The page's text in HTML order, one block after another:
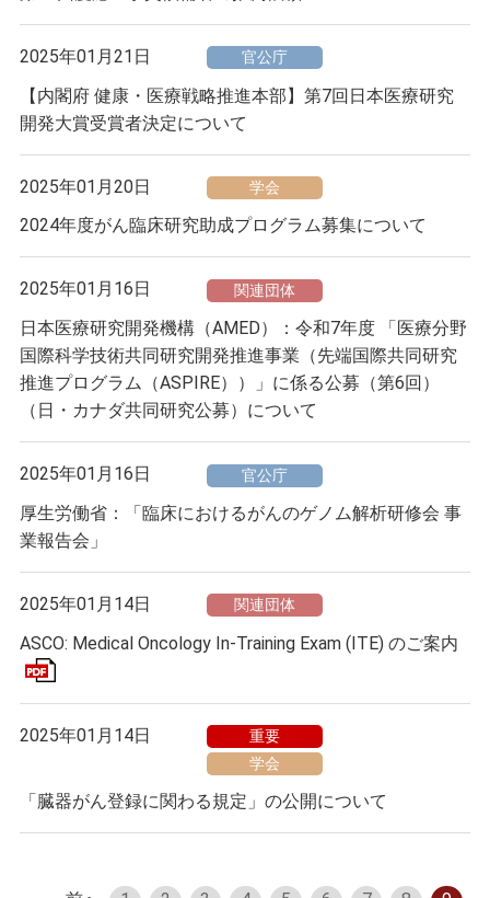
2025年01月21日 官公庁
【内閣府 健康・医療戦略推進本部】第7回日本医療研究
開発大賞受賞者決定について
2025年01月20日 学会
2024年度がん臨床研究助成プログラム募集について
2025年01月16日 関連団体
日本医療研究開発機構（AMED）：令和7年度 「医療分野
国際科学技術共同研究開発推進事業（先端国際共同研究
推進プログラム（ASPIRE））」に係る公募（第6回）
（日・カナダ共同研究公募）について
2025年01月16日 官公庁
厚生労働省：「臨床におけるがんのゲノム解析研修会 事
業報告会」
2025年01月14日 関連団体
ASCO: Medical Oncology In-Training Exam (ITE) のご案内
2025年01月14日
重要
学会
「臓器がん登録に関わる規定」の公開について